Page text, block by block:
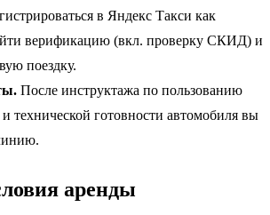
в Яндекс Такси как
верификацию (вкл. проверку СКИД) и
поездку.
После инструктажа по пользованию
технической готовности автомобиля вы
аренды